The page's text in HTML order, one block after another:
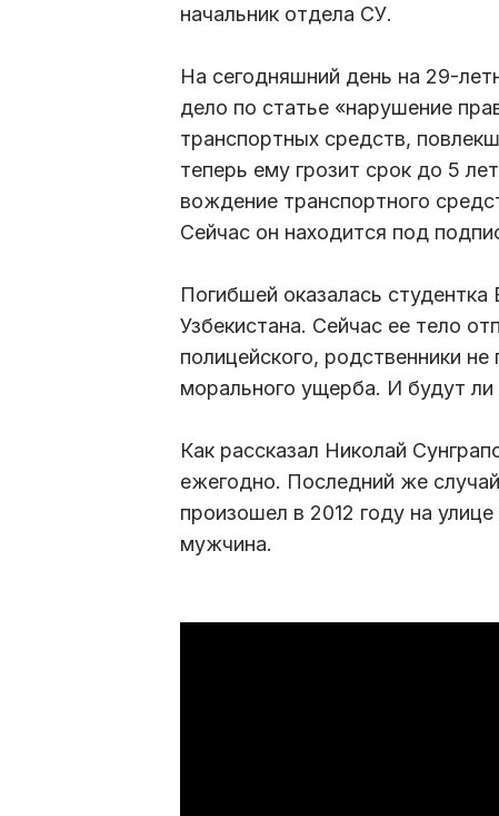
начальник отдела СУ.
На сегодняшний день на 29-
дело по статье «нарушение
транспортных средств,
теперь ему грозит срок до 5
вождение транспортного
Сейчас он находится под
Погибшей оказалась
Узбекистана. Сейчас ее тело
полицейского, родственники
морального ущерба. И будут
Как рассказал Николай
ежегодно. Последний же
произошел в 2012 году на
мужчина.